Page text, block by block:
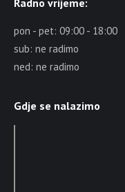
Radno vrijeme:
pon - pet: 09:00 - 18:00
sub: ne radimo
ned: ne radimo
Gdje se nalazimo